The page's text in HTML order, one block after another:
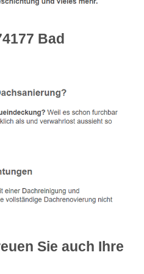
Bad
Sie auch Ihre